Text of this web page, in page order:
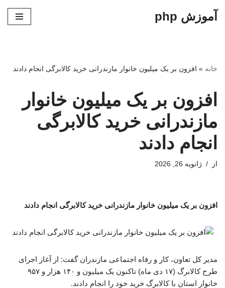
آموزش php
خانه » افزون بر یک میلیون خانوار مازندرانی خرید کالابرگی انجام دادند
افزون بر یک میلیون خانوار
مازندرانی خرید کالابرگی
انجام دادند
از ژانویه 26, 2026
افزون بر یک میلیون خانوار مازندرانی خرید کالابرگی انجام دادند
مدیر کل تعاون، کار و رفاه اجتماعی مازندران گفت:‌ از آغاز اجرای
طرح کالابرگ (۱۷ دی ماه) تاکنون یک میلیون و ۱۴۰ هزار و ۹۵۷
خانوار استان با کالابرگ خرید خود را انجام دادند. ‎